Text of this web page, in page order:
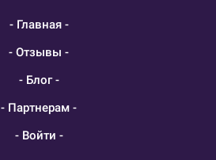
- Главная -
- Отзывы -
- Блог -
- Партнерам -
- Войти -